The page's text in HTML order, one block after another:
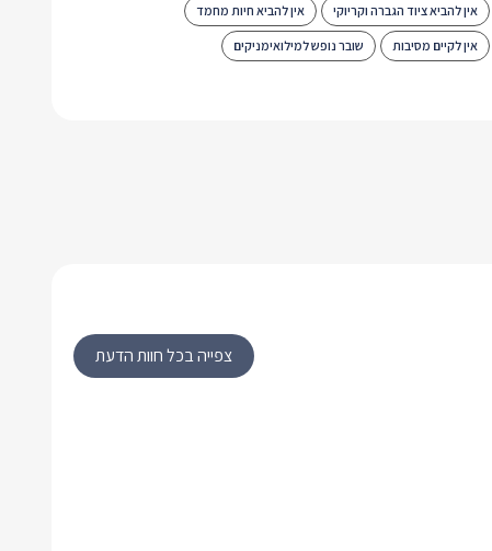
אין להביא ציוד הגברה וקריוקי אין להביא חיות מחמד
אין לקיים מסיבות שובר נופש למילואימניקים
צפייה בכל חוות הדעת